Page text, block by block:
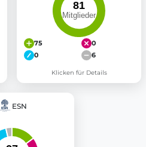
75
0
0
6
Klicken für Details
ESN